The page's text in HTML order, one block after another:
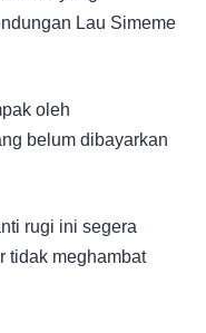
Lau Simeme
oleh
belum dibayarkan
rugi ini segera
tidak meghambat